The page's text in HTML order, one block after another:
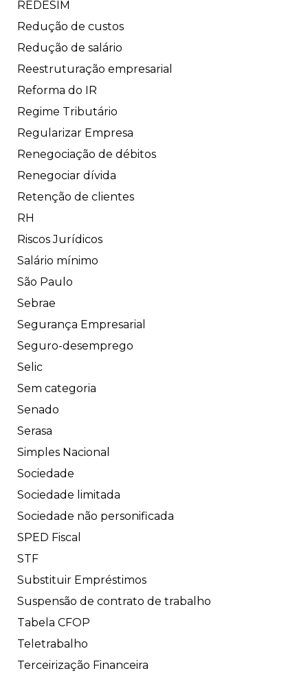
REDESIM
Redução de custos
Redução de salário
Reestruturação empresarial
Reforma do IR
Regime Tributário
Regularizar Empresa
Renegociação de débitos
Renegociar dívida
Retenção de clientes
RH
Riscos Jurídicos
Salário mínimo
São Paulo
Sebrae
Segurança Empresarial
Seguro-desemprego
Selic
Sem categoria
Senado
Serasa
Simples Nacional
Sociedade
Sociedade limitada
Sociedade não personificada
SPED Fiscal
STF
Substituir Empréstimos
Suspensão de contrato de trabalho
Tabela CFOP
Teletrabalho
Terceirização Financeira